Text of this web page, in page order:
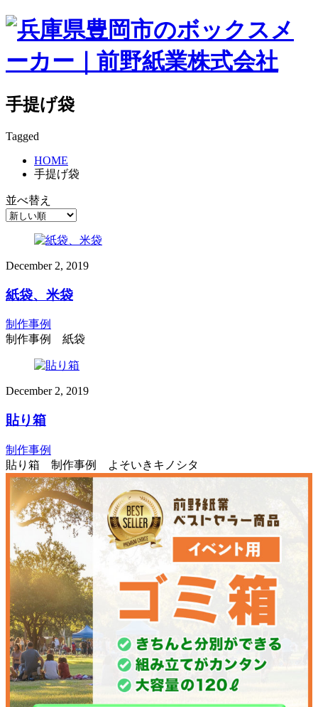
手提げ袋
Tagged
HOME
手提げ袋
並べ替え
December 2, 2019
紙袋、米袋
制作事例
制作事例 紙袋
December 2, 2019
貼り箱
制作事例
貼り箱 制作事例 よそいきキノシタ